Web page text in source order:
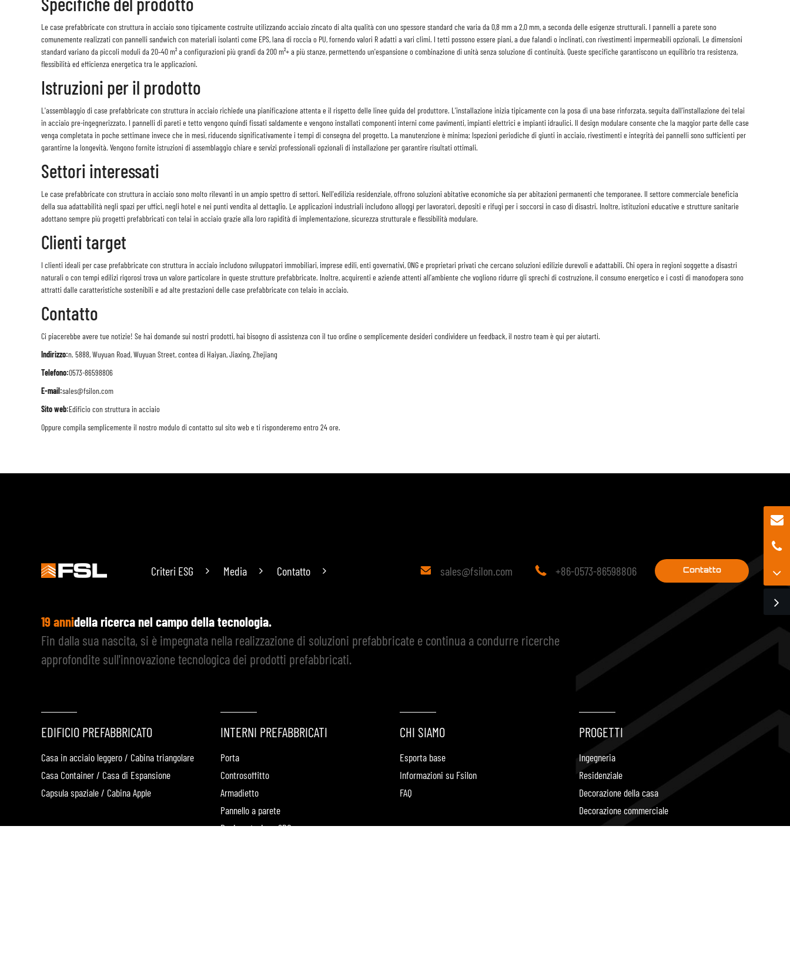
Le case prefabbricate con struttura in acciaio sono tipicamente costruite utilizzando acciaio zincato di alta qualità con uno spessore standard che varia da 0,8 mm a 2,0 mm, a seconda delle esigenze strutturali. I pannelli a parete sono
comunemente realizzati con pannelli sandwich con materiali isolanti come EPS, lana di roccia o PU, fornendo valori R adatti a vari climi. I tetti possono essere piani, a due falandi o inclinati, con rivestimenti impermeabili opzionali. Le dimensioni
standard variano da piccoli moduli da 20–40 m² a configurazioni più grandi da 200 m²+ a più stanze, permettendo un'espansione o combinazione di unità senza soluzione di continuità. Queste specifiche garantiscono un equilibrio tra resistenza,
flessibilità ed efficienza energetica tra le applicazioni.
Istruzioni per il prodotto
L'assemblaggio di case prefabbricate con struttura in acciaio richiede una pianificazione attenta e il rispetto delle linee guida del produttore. L'installazione inizia tipicamente con la posa di una base rinforzata, seguita dall'installazione dei telai
in acciaio pre-ingegnerizzato. I pannelli di pareti e tetto vengono quindi fissati saldamente e vengono installati componenti interni come pavimenti, impianti elettrici e impianti idraulici. Il design modulare consente che la maggior parte delle case
venga completata in poche settimane invece che in mesi, riducendo significativamente i tempi di consegna del progetto. La manutenzione è minima; Ispezioni periodiche di giunti in acciaio, rivestimenti e integrità dei pannelli sono sufficienti per
garantirne la longevità. Vengono fornite istruzioni di assemblaggio chiare e servizi professionali opzionali di installazione per garantire risultati ottimali.
Settori interessati
Le case prefabbricate con struttura in acciaio sono molto rilevanti in un ampio spettro di settori. Nell'edilizia residenziale, offrono soluzioni abitative economiche sia per abitazioni permanenti che temporanee. Il settore commerciale beneficia
della sua adattabilità negli spazi per uffici, negli hotel e nei punti vendita al dettaglio. Le applicazioni industriali includono alloggi per lavoratori, depositi e rifugi per i soccorsi in caso di disastri. Inoltre, istituzioni educative e strutture sanitarie
adottano sempre più progetti prefabbricati con telai in acciaio grazie alla loro rapidità di implementazione, sicurezza strutturale e flessibilità modulare.
Clienti target
I clienti ideali per case prefabbricate con struttura in acciaio includono sviluppatori immobiliari, imprese edili, enti governativi, ONG e proprietari privati che cercano soluzioni edilizie durevoli e adattabili. Chi opera in regioni soggette a disastri
naturali o con tempi edilizi rigorosi trova un valore particolare in queste strutture prefabbricate. Inoltre, acquirenti e aziende attenti all'ambiente che vogliono ridurre gli sprechi di costruzione, il consumo energetico e i costi di manodopera sono
attratti dalle caratteristiche sostenibili e ad alte prestazioni delle case prefabbricate con telaio in acciaio.
Contatto
Ci piacerebbe avere tue notizie! Se hai domande sui nostri prodotti, hai bisogno di assistenza con il tuo ordine o semplicemente desideri condividere un feedback, il nostro team è qui per aiutarti.
Indirizzo:n. 5888, Wuyuan Road, Wuyuan Street, contea di Haiyan, Jiaxing, Zhejiang
Telefono:0573-86598806
E-mail:sales@fsilon.com
Sito web:Edificio con struttura in acciaio
Oppure compila semplicemente il nostro modulo di contatto sul sito web e ti risponderemo entro 24 ore.
Criteri ESG Media Contatto  sales@fsilon.com  +86-0573-86598806 Contatto
19 annidella ricerca nel campo della tecnologia.
Fin dalla sua nascita, si è impegnata nella realizzazione di soluzioni prefabbricate e continua a condurre ricerche
approfondite sull'innovazione tecnologica dei prodotti prefabbricati.
EDIFICIO PREFABBRICATO
Casa in acciaio leggero / Cabina triangolare
Casa Container / Casa di Espansione
Capsula spaziale / Cabina Apple
INTERNI PREFABBRICATI
Porta
Controsoffitto
Armadietto
Pannello a parete
Pavimentazione SPC
CHI SIAMO
Esporta base
Informazioni su Fsilon
FAQ
PROGETTI
Ingegneria
Residenziale
Decorazione della casa
Decorazione commerciale